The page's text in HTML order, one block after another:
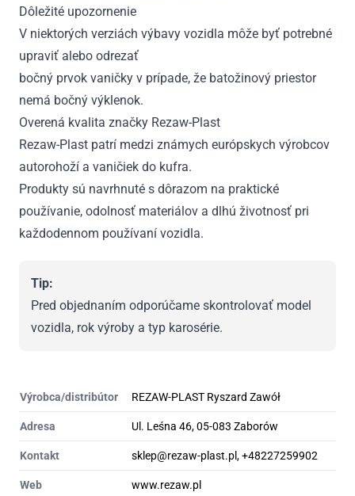
Dôležité upozornenie
V niektorých verziách výbavy vozidla môže byť potrebné
upraviť alebo odrezať
bočný prvok vaničky v prípade, že batožinový priestor
nemá bočný výklenok.
Overená kvalita značky Rezaw-Plast
Rezaw-Plast patrí medzi známych európskych výrobcov
autorohoží a vaničiek do kufra.
Produkty sú navrhnuté s dôrazom na praktické
používanie, odolnosť materiálov a dlhú životnosť pri
každodennom používaní vozidla.
Tip:
Pred objednaním odporúčame skontrolovať model
vozidla, rok výroby a typ karosérie.
Výrobca/distribútor REZAW-PLAST Ryszard Zawół
Adresa Ul. Leśna 46, 05-083 Zaborów
Kontakt sklep@rezaw-plast.pl, +48227259902
Web www.rezaw.pl